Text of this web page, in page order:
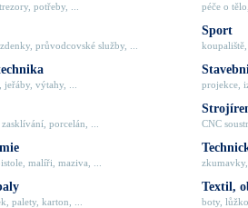
potřeby, ...
průvodcovské služby, ...
výtahy, ...
porcelán, ...
malíři, maziva, ...
palety, karton, ...
péče o
Sport
projekce,
CNC
Textil,
boty,